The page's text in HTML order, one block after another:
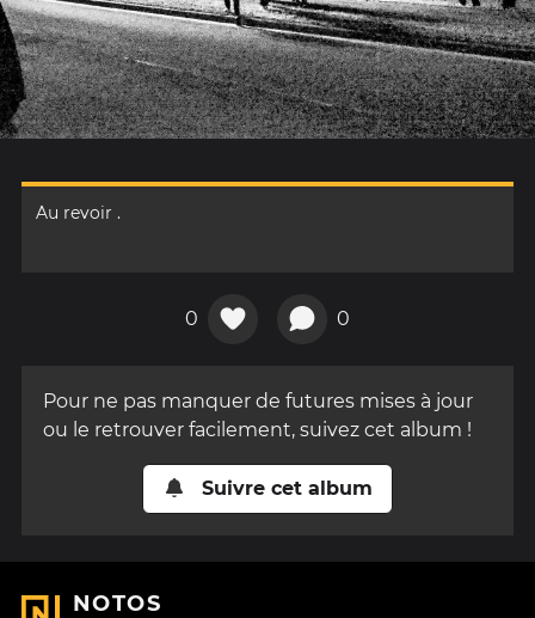
Au revoir .
0 0
Pour ne pas manquer de futures mises à jour
ou le retrouver facilement, suivez cet album !
Suivre cet album
NOTOS